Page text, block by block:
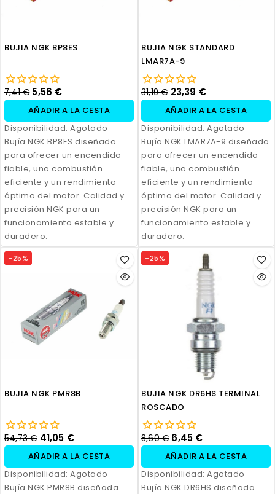
BUJIA NGK BP8ES
7,41 € 5,56 €
AÑADIR A LA CESTA
Disponibilidad: Agotado
Bujía NGK BP8ES diseñada
para ofrecer un encendido
fiable, una combustión
eficiente y un rendimiento
óptimo del motor. Calidad y
precisión NGK para un
funcionamiento estable y
duradero.
BUJIA NGK STANDARD
LMAR7A-9
31,19 € 23,39 €
AÑADIR A LA CESTA
Disponibilidad: Agotado
Bujía NGK LMAR7A-9 diseñada
para ofrecer un encendido
fiable, una combustión
eficiente y un rendimiento
óptimo del motor. Calidad y
precisión NGK para un
funcionamiento estable y
duradero.
-25%
BUJIA NGK PMR8B
54,73 € 41,05 €
AÑADIR A LA CESTA
Disponibilidad: Agotado
Bujía NGK PMR8B diseñada
-25%
BUJIA NGK DR6HS TERMINAL
ROSCADO
8,60 € 6,45 €
AÑADIR A LA CESTA
Disponibilidad: Agotado
Bujía NGK DR6HS diseñada